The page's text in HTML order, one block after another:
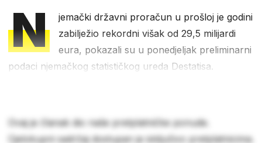
N
jemački državni proračun u prošloj je godini
zabilježio rekordni višak od 29,5 milijardi
eura, pokazali su u ponedjeljak preliminarni
podaci njemačkog statističkog ureda Destatisa.
Ovaj je članak dio naše pretplatničke ponude.
Cjelokupni sadržaj dostupan je isključivo pretplatnicima.